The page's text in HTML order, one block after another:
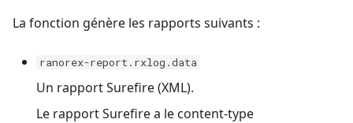
La fonction génère les rapports suivants :
ranorex-report.rxlog.data
Un rapport Surefire (XML).
Le rapport Surefire a le content-type